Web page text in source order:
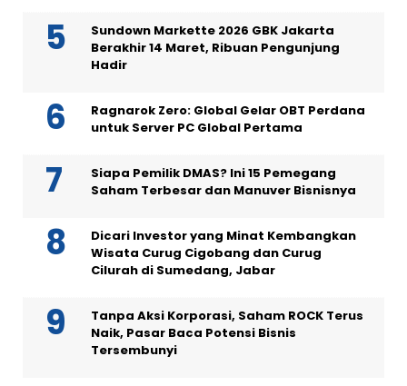
Sundown Markette 2026 GBK Jakarta
Berakhir 14 Maret, Ribuan Pengunjung
Hadir
Ragnarok Zero: Global Gelar OBT Perdana
untuk Server PC Global Pertama
Siapa Pemilik DMAS? Ini 15 Pemegang
Saham Terbesar dan Manuver Bisnisnya
Dicari Investor yang Minat Kembangkan
Wisata Curug Cigobang dan Curug
Cilurah di Sumedang, Jabar
Tanpa Aksi Korporasi, Saham ROCK Terus
Naik, Pasar Baca Potensi Bisnis
Tersembunyi